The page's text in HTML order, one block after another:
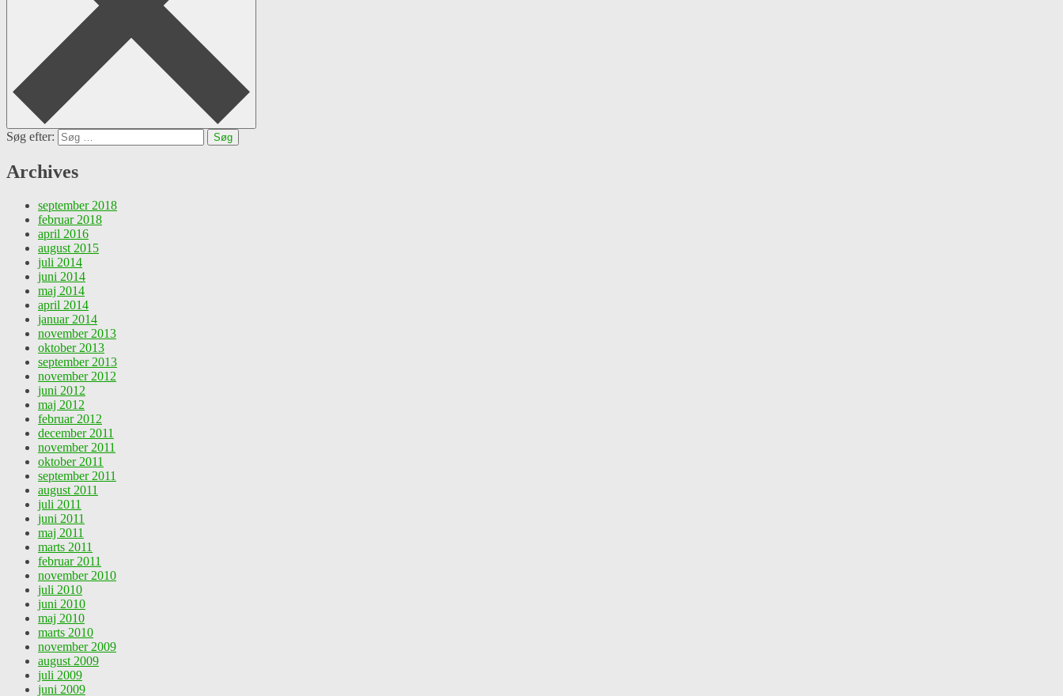
Søg efter:
Archives
september 2018
februar 2018
april 2016
august 2015
juli 2014
juni 2014
maj 2014
april 2014
januar 2014
november 2013
oktober 2013
september 2013
november 2012
juni 2012
maj 2012
februar 2012
december 2011
november 2011
oktober 2011
september 2011
august 2011
juli 2011
juni 2011
maj 2011
marts 2011
februar 2011
november 2010
juli 2010
juni 2010
maj 2010
marts 2010
november 2009
august 2009
juli 2009
juni 2009